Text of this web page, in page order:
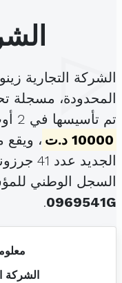
الشركة التجارية
المحدودة، مسجلة
تم تأسيسها في 2 أوت 2006 برأس مال قدره
10000 د.ت
،
الجديد عدد 41 جرزونة (
السجل الوطني
0969541G
.
الشركة